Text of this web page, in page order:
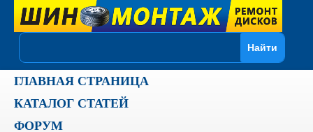
ГЛАВНАЯ СТРАНИЦА
КАТАЛОГ СТАТЕЙ
ФОРУМ